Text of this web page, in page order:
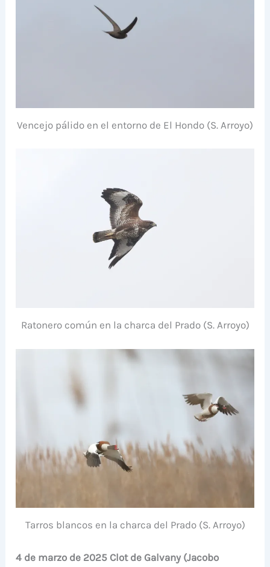
Vencejo pálido en el entorno de El Hondo (S. Arroyo)
Ratonero común en la charca del Prado (S. Arroyo)
Tarros blancos en la charca del Prado (S. Arroyo)
4 de marzo de 2025 Clot de Galvany (Jacobo